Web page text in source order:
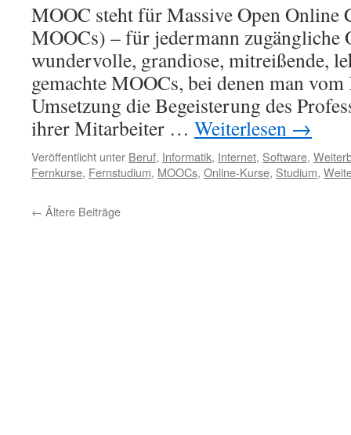
MOOC steht für Massive Open Online
MOOCs) – für jedermann zugängliche
wundervolle, grandiose, mitreißende,
gemachte MOOCs, bei denen man
Umsetzung die Begeisterung des
ihrer Mitarbeiter … Weiterlesen →
Veröffentlicht unter Beruf, Informatik, Internet, Software,
Fernkurse, Fernstudium, MOOCs, Online-Kurse, Studium,
← Ältere Beiträge